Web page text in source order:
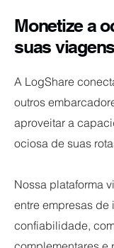
Monetize a
suas
A LogShare
outros
aproveitar a
ociosa de suas
Nossa plataforma
entre empresas
confiabilidade,